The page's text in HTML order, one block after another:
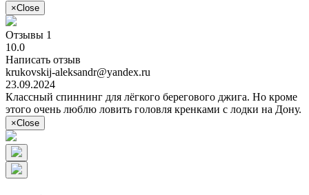
×Close
Отзывы 1
10.0
Написать отзыв
krukovskij-aleksandr@yandex.ru
23.09.2024
Классный спиннинг для лёгкого берегового джига. Но кроме
этого очень люблю ловить головля кренками с лодки на Дону.
×Close